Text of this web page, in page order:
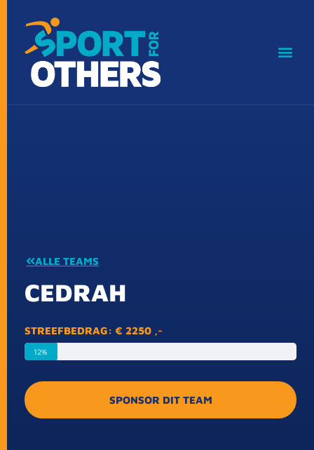
ALLE TEAMS
CEDRAH
STREEFBEDRAG: € 2250 ,-
12%
SPONSOR DIT TEAM